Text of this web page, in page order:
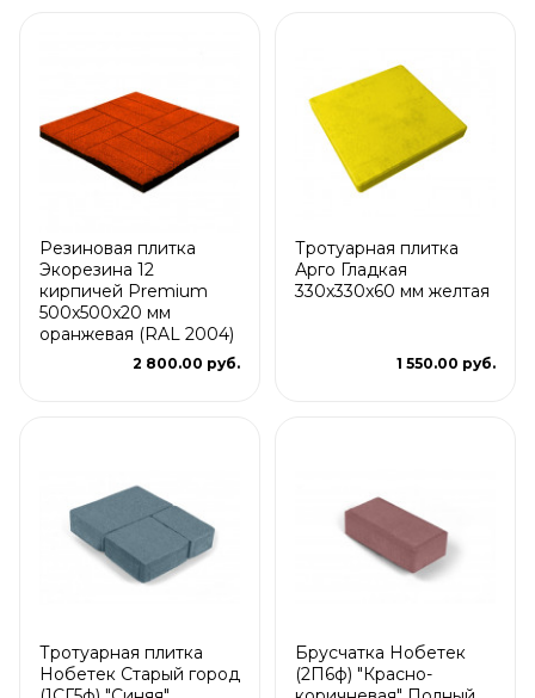
Резиновая плитка
Экорезина 12
кирпичей Premium
500x500x20 мм
оранжевая (RAL 2004)
2 800.00 руб.
Тротуарная плитка
Арго Гладкая
330x330x60 мм желтая
1 550.00 руб.
Тротуарная плитка
Нобетек Старый город
Брусчатка Нобетек
(2П6ф) "Красно-